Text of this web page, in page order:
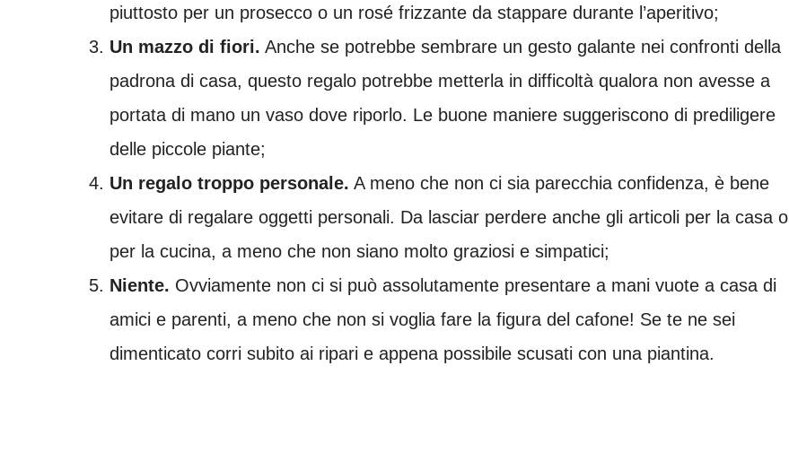
piuttosto per un prosecco o un rosé frizzante da stappare durante l’aperitivo;
Un mazzo di fiori. Anche se potrebbe sembrare un gesto galante nei confronti della
padrona di casa, questo regalo potrebbe metterla in difficoltà qualora non avesse a
portata di mano un vaso dove riporlo. Le buone maniere suggeriscono di prediligere
delle piccole piante;
Un regalo troppo personale. A meno che non ci sia parecchia confidenza, è bene
evitare di regalare oggetti personali. Da lasciar perdere anche gli articoli per la casa o
per la cucina, a meno che non siano molto graziosi e simpatici;
Niente. Ovviamente non ci si può assolutamente presentare a mani vuote a casa di
amici e parenti, a meno che non si voglia fare la figura del cafone! Se te ne sei
dimenticato corri subito ai ripari e appena possibile scusati con una piantina.